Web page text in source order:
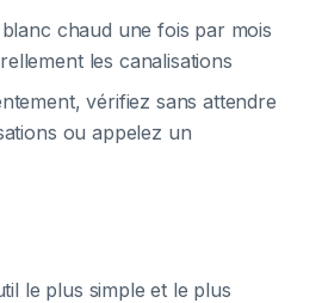
chaud une fois par mois
les canalisations
vérifiez sans attendre
ou appelez un
le plus simple et le plus